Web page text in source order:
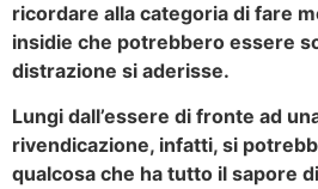
ricordare alla categoria di fare
insidie che potrebbero essere
distrazione si aderisse.
Lungi dall’essere di fronte ad
rivendicazione, infatti, si
qualcosa che ha tutto il sapore